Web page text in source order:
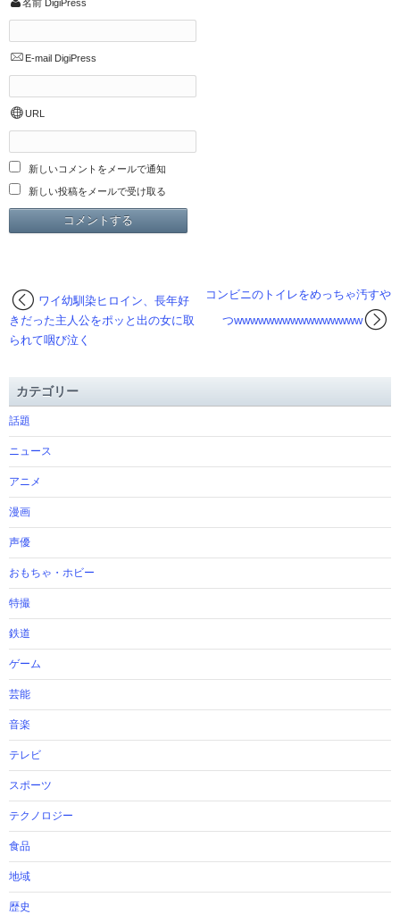
名前 DigiPress
E-mail DigiPress
URL
新しいコメントをメールで通知
新しい投稿をメールで受け取る
コンビニのトイレをめっちゃ汚すや
つwwwwwwwwwwwwwwww
ワイ幼馴染ヒロイン、長年好
きだった主人公をポッと出の女に取
られて咽び泣く
カテゴリー
話題
ニュース
アニメ
漫画
声優
おもちゃ・ホビー
特撮
鉄道
ゲーム
芸能
音楽
テレビ
スポーツ
テクノロジー
食品
地域
歴史